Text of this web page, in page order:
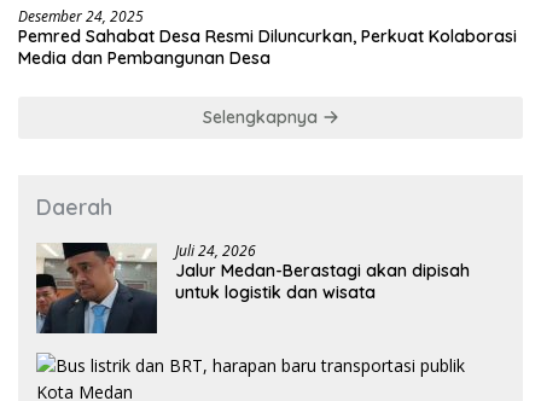
Desember 24, 2025
Pemred Sahabat Desa Resmi Diluncurkan, Perkuat Kolaborasi
Media dan Pembangunan Desa
Selengkapnya
Daerah
Juli 24, 2026
Jalur Medan-Berastagi akan dipisah
untuk logistik dan wisata